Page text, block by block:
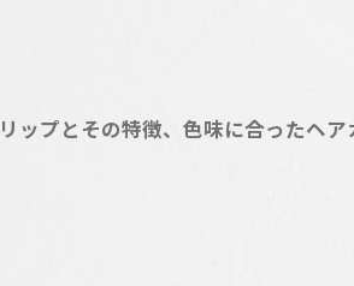
ップとその特徴、色味に合ったヘア